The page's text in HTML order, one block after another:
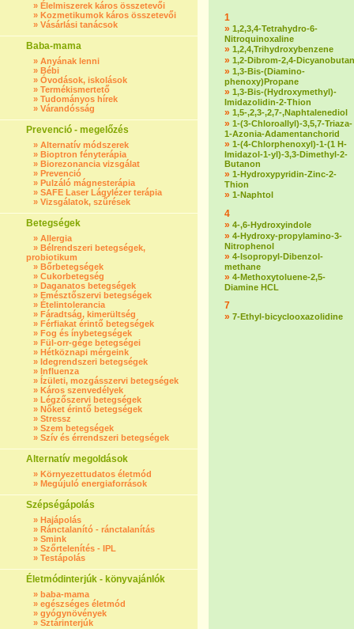
» Élelmiszerek káros összetevői
» Kozmetikumok káros összetevői
» Vásárlási tanácsok
Baba-mama
» Anyának lenni
» Bébi
» Óvodások, iskolások
» Termékismertető
» Tudományos hírek
» Várandósság
Prevenció - megelőzés
» Alternatív módszerek
» Bioptron fényterápia
» Biorezonancia vizsgálat
» Prevenció
» Pulzáló mágnesterápia
» SAFE Laser Lágylézer terápia
» Vizsgálatok, szűrések
Betegségek
» Allergia
» Bélrendszeri betegségek,
probiotikum
» Bőrbetegségek
» Cukorbetegség
» Daganatos betegségek
» Emésztőszervi betegségek
» Ételintolerancia
» Fáradtság, kimerültség
» Férfiakat érintő betegségek
» Fog és ínybetegségek
» Fül-orr-gége betegségei
» Hétköznapi mérgeink
» Idegrendszeri betegségek
» Influenza
» Ízületi, mozgásszervi betegségek
» Káros szenvedélyek
» Légzőszervi betegségek
» Nőket érintő betegségek
» Stressz
» Szem betegségek
» Szív és érrendszeri betegségek
Alternatív megoldások
» Környezettudatos életmód
» Megújuló energiaforrások
Szépségápolás
» Hajápolás
» Ránctalanító - ránctalanítás
» Smink
» Szőrtelenítés - IPL
» Testápolás
Életmódinterjúk - könyvajánlók
» baba-mama
» egészséges életmód
» gyógynövények
» Sztárinterjúk
1
» 1,2,3,4-Tetrahydro-6-
Nitroquinoxaline
» 1,2,4,Trihydroxybenzene
» 1,2-Dibrom-2,4-Dicyanobutan
» 1,3-Bis-(Diamino-
phenoxy)Propane
» 1,3-Bis-(Hydroxymethyl)-
Imidazolidin-2-Thion
» 1,5-,2,3-,2,7-,Naphtalenediol
» 1-(3-Chloroallyl)-3,5,7-Triaza-
1-Azonia-Adamentanchorid
» 1-(4-Chlorphenoxyl)-1-(1 H-
Imidazol-1-yl)-3,3-Dimethyl-2-
Butanon
» 1-Hydroxypyridin-Zinc-2-
Thion
» 1-Naphtol
4
» 4-,6-Hydroxyindole
» 4-Hydroxy-propylamino-3-
Nitrophenol
» 4-Isopropyl-Dibenzol-
methane
» 4-Methoxytoluene-2,5-
Diamine HCL
7
» 7-Ethyl-bicyclooxazolidine